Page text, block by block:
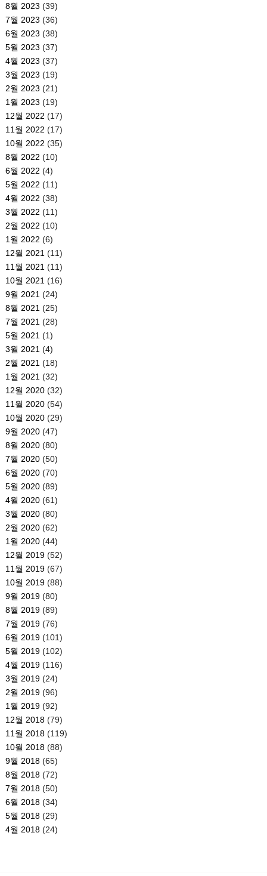
8월 2023 (39)
7월 2023 (36)
6월 2023 (38)
5월 2023 (37)
4월 2023 (37)
3월 2023 (19)
2월 2023 (21)
1월 2023 (19)
12월 2022 (17)
11월 2022 (17)
10월 2022 (35)
8월 2022 (10)
6월 2022 (4)
5월 2022 (11)
4월 2022 (38)
3월 2022 (11)
2월 2022 (10)
1월 2022 (6)
12월 2021 (11)
11월 2021 (11)
10월 2021 (16)
9월 2021 (24)
8월 2021 (25)
7월 2021 (28)
5월 2021 (1)
3월 2021 (4)
2월 2021 (18)
1월 2021 (32)
12월 2020(32)
11월 2020(54)
10월 2020(29)
9월 2020(47)
8월 2020(80)
7월 2020(50)
6월 2020(70)
5월 2020(89)
4월 2020(61)
3월 2020(80)
2월 2020(62)
1월 2020(44)
12월 2019(52)
11월 2019(67)
10월 2019(88)
9월 2019(80)
8월 2019(89)
7월 2019(76)
6월 2019(101)
5월 2019(102)
4월 2019(116)
3월 2019(24)
2월 2019(96)
1월 2019(92)
12월 2018(79)
11월 2018(119)
10월 2018(88)
9월 2018(65)
8월 2018(72)
7월 2018(50)
6월 2018(34)
5월 2018(29)
4월 2018(24)